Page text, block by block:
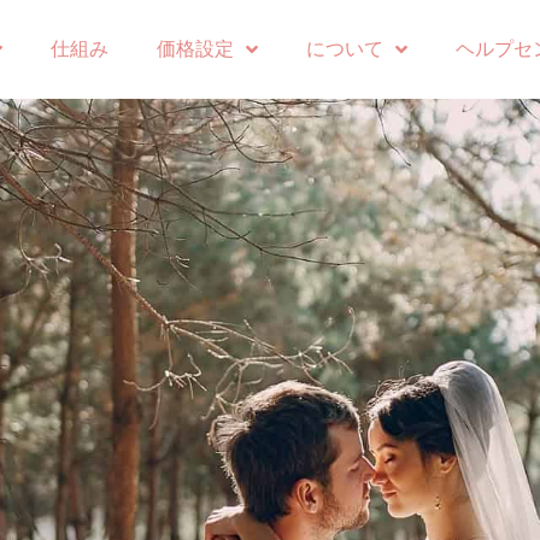
仕組み 価格設定 について ヘルプセ